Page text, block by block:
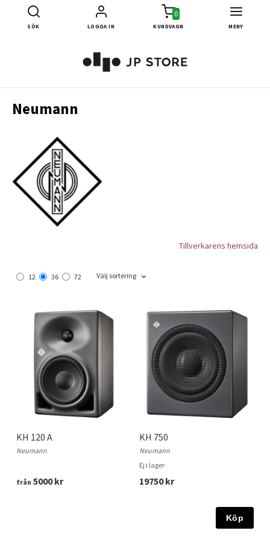
SÖK LOGGA IN
0
KUNDVAGN MENY
Neumann
Tillverkarens hemsida
12 36 72 Välj sortering
KH 120 A
Neumann
från 5000 kr
KH 750
Neumann
Ej i lager
19750 kr
Köp